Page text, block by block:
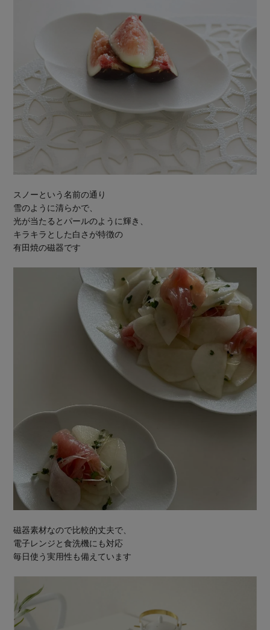
スノーという名前の通り
雪のように清らかで、
光が当たるとパールのように輝き、
キラキラとした白さが特徴の
有田焼の磁器です
磁器素材なので比較的丈夫で、
電子レンジと食洗機にも対応
毎日使う実用性も備えています